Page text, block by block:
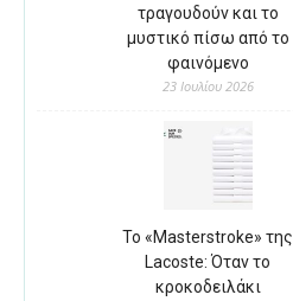
τραγουδούν και το
μυστικό πίσω από το
φαινόμενο
23 Ιουλίου 2026
Το «Masterstroke» της
Lacoste: Όταν το
κροκοδειλάκι